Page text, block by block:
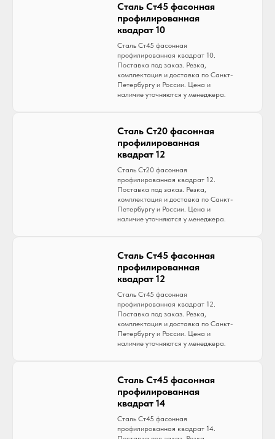
Сталь Ст45 фасонная
профилированная
квадрат 10
Сталь Ст45 фасонная
профилированная квадрат 10.
Поставка под заказ. Резка,
комплектация и доставка по Санкт-
Петербургу и России. Цена и
наличие уточняются у менеджера.
Сталь Ст20 фасонная
профилированная
квадрат 12
Сталь Ст20 фасонная
профилированная квадрат 12.
Поставка под заказ. Резка,
комплектация и доставка по Санкт-
Петербургу и России. Цена и
наличие уточняются у менеджера.
Сталь Ст45 фасонная
профилированная
квадрат 12
Сталь Ст45 фасонная
профилированная квадрат 12.
Поставка под заказ. Резка,
комплектация и доставка по Санкт-
Петербургу и России. Цена и
наличие уточняются у менеджера.
Сталь Ст45 фасонная
профилированная
квадрат 14
Сталь Ст45 фасонная
профилированная квадрат 14.